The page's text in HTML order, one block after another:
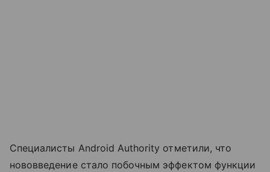
Специалисты Android Authority отметили, что
нововведение стало побочным эффектом функции